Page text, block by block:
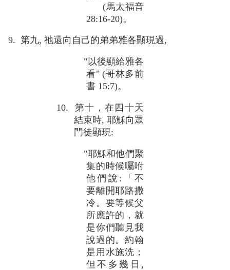
(馬太福音
28:16-20)。
9. 第九, 祂還向自己的弟弟雅各顯現過,
"以後顯給雅各
看" (哥林多前
書 15:7)。
10. 第十，在四十天
結束時, 耶穌向眾
門徒顯現:
"耶穌和他們聚
集的時候囑咐
他們說:「不
要離開耶路撒
冷。要等候父
所應許的，就
是你們聽見我
說過的。約翰
是用水施洗；
但不多幾日,